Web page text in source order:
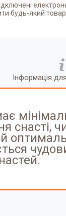
будь-який
Інформація
снасті,